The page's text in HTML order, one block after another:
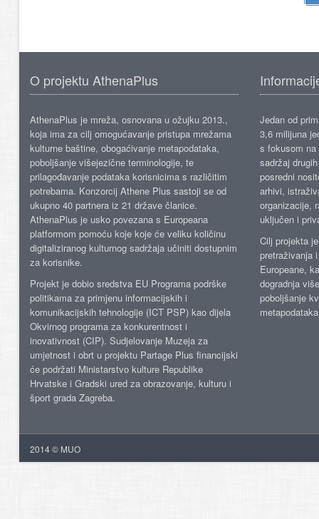
O projektu AthenaPlus
AthenaPlus je mreža, osnovana u ožujku 2013.,
koja ima za cilj omogućavanje pristupa mrežama
kulturne baštine, obogaćivanje metapodataka,
poboljšanje višejezične terminologije, te
prilagođavanje podataka korisnicima s različitim
potrebama. Konzorcij Athene Plus sastoji se od
ukupno 40 partnera iz 21 države članice.
AthenaPlus je usko povezana s Europeana
platformom pomoću koje koje će veliku količinu
digitaliziranog kulturnog sadržaja učiniti dostupnim
za korisnike.
Projekt je dobio sredstva EU Programa podrške
politikama za primjenu informacijskih i
komunikacijskih tehnologije (ICT PSP) kao dijela
Okvirnog programa za konkurentnost i
inovativnost (CIP). Sudjelovanje Muzeja za
umjetnost i obrt u projektu Partage Plus financijski
će podržati Ministarstvo kulture Republike
Hrvatske i Gradski ured za obrazovanje, kulturu i
šport grada Zagreba.
Jedan od
3,6 milijuna
s fokusom
sadržaj
posredni
arhivi,
organizacije,
uključen i
Cilj projekta
pretraživanja
Europeane,
dogradnja
poboljšanje
2014 © MUO